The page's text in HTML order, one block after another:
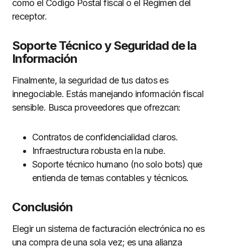
como el Código Postal fiscal o el Régimen del
receptor.
Soporte Técnico y Seguridad de la
Información
Finalmente, la seguridad de tus datos es
innegociable. Estás manejando información fiscal
sensible. Busca proveedores que ofrezcan:
Contratos de confidencialidad claros.
Infraestructura robusta en la nube.
Soporte técnico humano (no solo bots) que
entienda de temas contables y técnicos.
Conclusión
Elegir un sistema de facturación electrónica no es
una compra de una sola vez; es una alianza